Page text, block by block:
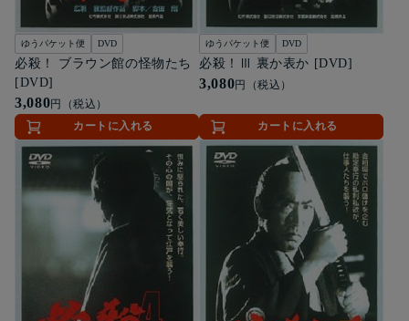
ゆうパケット便 DVD
必殺！ ブラウン館の怪物たち
[DVD]
3,080円（税込）
カートに入れる
ゆうパケット便 DVD
必殺！Ⅲ 裏か表か [DVD]
3,080円（税込）
カートに入れる